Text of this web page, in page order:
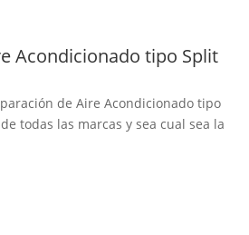
Acondicionado tipo Split
de Aire Acondicionado tipo
todas las marcas y sea cual sea la